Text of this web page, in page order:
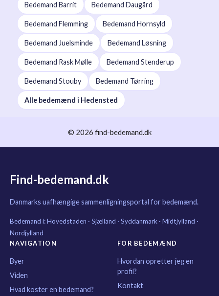
Bedemand Barrit Bedemand Daugård
Bedemand Flemming Bedemand Hornsyld
Bedemand Juelsminde Bedemand Løsning
Bedemand Rask Mølle Bedemand Stenderup
Bedemand Stouby Bedemand Tørring
Alle bedemænd i Hedensted
© 2026 find-bedemand.dk
Find-bedemand.dk
Danmarks uafhængige sammenligningsportal for bedemænd.
Bedemand i:Hovedstaden · Sjælland · Syddanmark · Midtjylland ·
Nordjylland
NAVIGATION
Byer
Viden
Hvad koster en bedemand?
FOR BEDEMÆND
Hvordan opretter jeg en
profil?
Kontakt